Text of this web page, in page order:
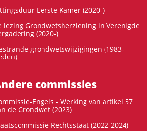
Eerste Kamer (2020-)
lezing Grondwetsherziening in Verenigde
(2020-)
grondwetswijzigingen (1983-
commissies
Engels - Werking van artikel 57
de Grondwet (2023)
Rechtsstaat (2022-2024)